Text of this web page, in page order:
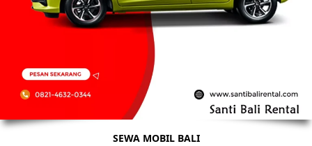
SEWA MOBIL BALI